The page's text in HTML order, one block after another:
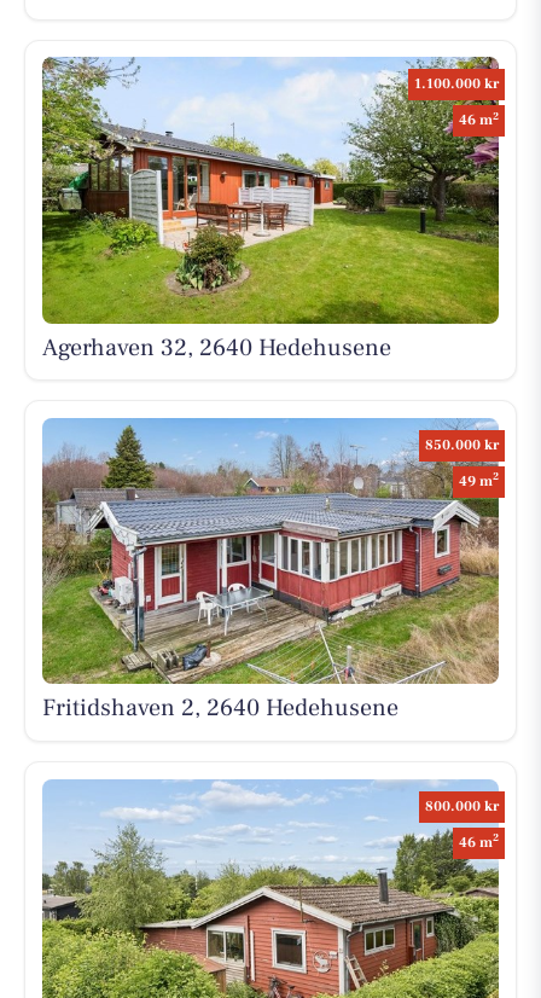
1.100.000 kr
46 m2
Agerhaven 32, 2640 Hedehusene
850.000 kr
49 m2
Fritidshaven 2, 2640 Hedehusene
800.000 kr
46 m2